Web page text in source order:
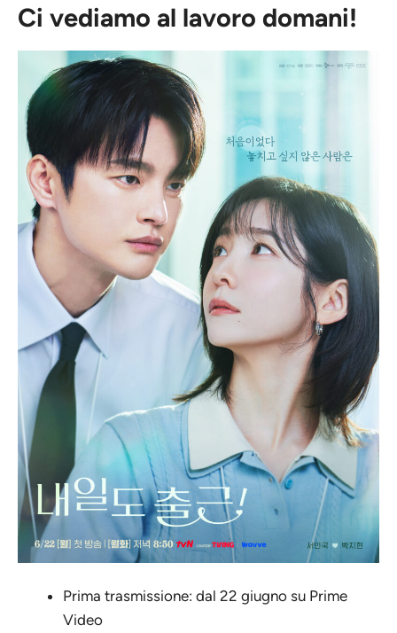
Ci vediamo al lavoro domani!
Prima trasmissione: dal 22 giugno su Prime
Video